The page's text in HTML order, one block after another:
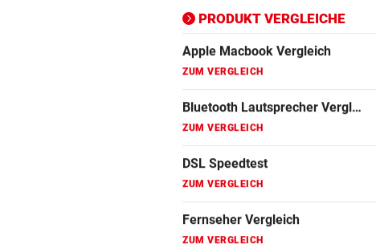
PRODUKT VERGLEICHE
ZUM VERGLEICH
DSL Speedtest
ZUM VERGLEICH
Fernseher Vergleich
ZUM VERGLEICH
Fritz Repeater Vergleich
ZUM VERGLEICH
Gaming Laptop Vergleich
ZUM VERGLEICH